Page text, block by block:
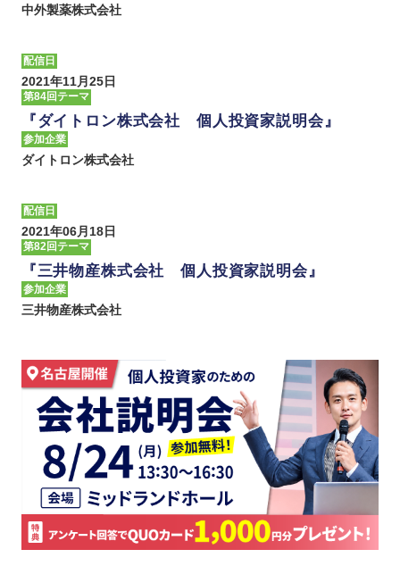
中外製薬株式会社
配信日
2021年11月25日
第84回テーマ
『ダイトロン株式会社 個人投資家説明会』
参加企業
ダイトロン株式会社
配信日
2021年06月18日
第82回テーマ
『三井物産株式会社 個人投資家説明会』
参加企業
三井物産株式会社